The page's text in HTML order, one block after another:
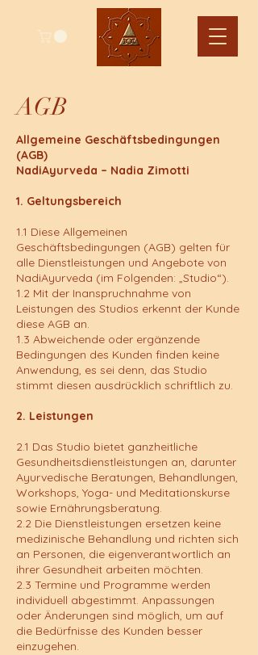
AGB
Allgemeine Geschäftsbedingungen
(AGB)
NadiAyurveda – Nadia Zimotti
1. Geltungsbereich
1.1 Diese Allgemeinen
Geschäftsbedingungen (AGB) gelten für
alle Dienstleistungen und Angebote von
NadiAyurveda (im Folgenden: „Studio“).
1.2 Mit der Inanspruchnahme von
Leistungen des Studios erkennt der Kunde
diese AGB an.
1.3 Abweichende oder ergänzende
Bedingungen des Kunden finden keine
Anwendung, es sei denn, das Studio
stimmt diesen ausdrücklich schriftlich zu.
2. Leistungen
2.1 Das Studio bietet ganzheitliche
Gesundheitsdienstleistungen an, darunter
Ayurvedische Beratungen, Behandlungen,
Workshops, Yoga- und Meditationskurse
sowie Ernährungsberatung.
2.2 Die Dienstleistungen ersetzen keine
medizinische Behandlung und richten sich
an Personen, die eigenverantwortlich an
ihrer Gesundheit arbeiten möchten.
2.3 Termine und Programme werden
individuell abgestimmt. Anpassungen
oder Änderungen sind möglich, um auf
die Bedürfnisse des Kunden besser
einzugehen.